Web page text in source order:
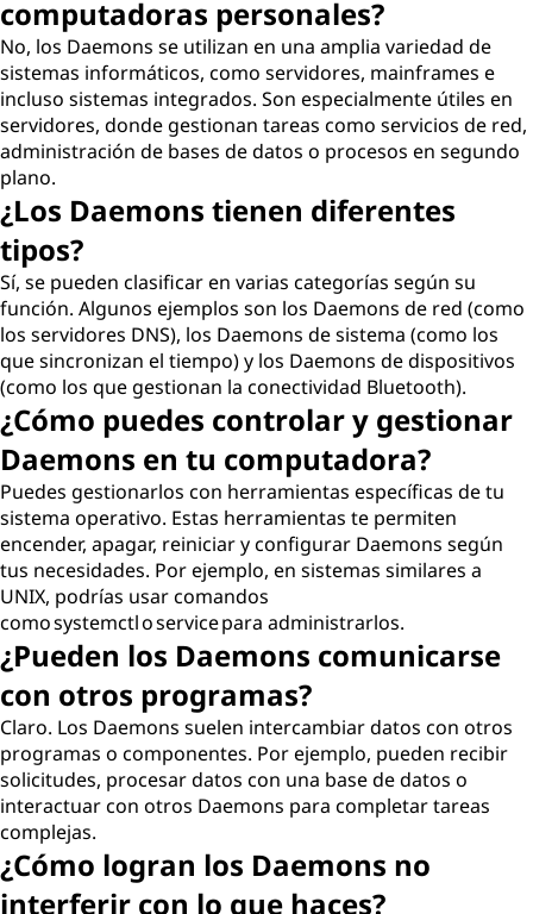
computadoras personales?
No, los Daemons se utilizan en una amplia variedad de
sistemas informáticos, como servidores, mainframes e
incluso sistemas integrados. Son especialmente útiles en
servidores, donde gestionan tareas como servicios de red,
administración de bases de datos o procesos en segundo
plano.
¿Los Daemons tienen diferentes
tipos?
Sí, se pueden clasificar en varias categorías según su
función. Algunos ejemplos son los Daemons de red (como
los servidores DNS), los Daemons de sistema (como los
que sincronizan el tiempo) y los Daemons de dispositivos
(como los que gestionan la conectividad Bluetooth).
¿Cómo puedes controlar y gestionar
Daemons en tu computadora?
Puedes gestionarlos con herramientas específicas de tu
sistema operativo. Estas herramientas te permiten
encender, apagar, reiniciar y configurar Daemons según
tus necesidades. Por ejemplo, en sistemas similares a
UNIX, podrías usar comandos
como systemctl o service para administrarlos.
¿Pueden los Daemons comunicarse
con otros programas?
Claro. Los Daemons suelen intercambiar datos con otros
programas o componentes. Por ejemplo, pueden recibir
solicitudes, procesar datos con una base de datos o
interactuar con otros Daemons para completar tareas
complejas.
¿Cómo logran los Daemons no
interferir con lo que haces?